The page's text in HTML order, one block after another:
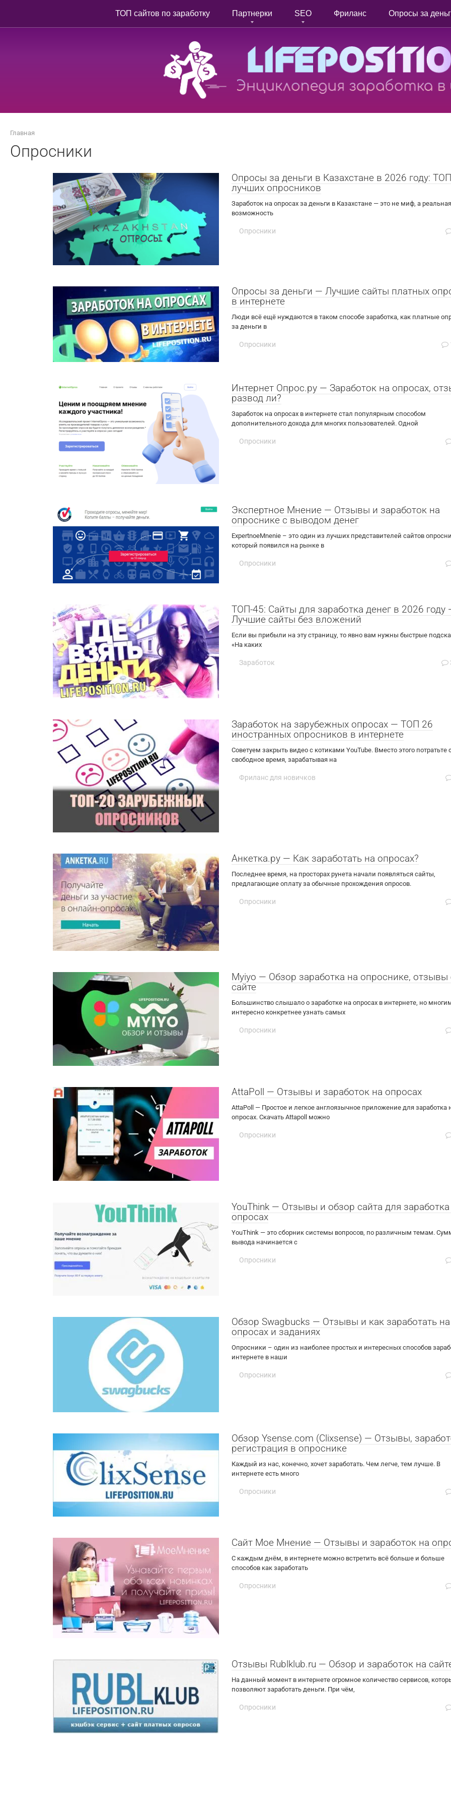
контенту
ТОП сайтов по заработку Партнерки SEO Фриланс Опросы за
Главная
Опросники
Опросы за деньги в Казахстане в 2026 году:
лучших опросников
Заработок на опросах за деньги в Казахстане — это не миф, а реальная
возможность
Опросники
Опросы за деньги — Лучшие сайты платных
в интернете
Люди всё ещё нуждаются в таком способе заработка, как платные
за деньги в
Опросники
Интернет Опрос.ру — Заработок на опросах,
развод ли?
Заработок на опросах в интернете стал популярным способом
дополнительного дохода для многих пользователей. Одной
Опросники
Экспертное Мнение — Отзывы и заработок на
опроснике с выводом денег
ExpertnoeMnenie – это один из лучших представителей сайтов
который появился на рынке в
Опросники
ТОП-45: Сайты для заработка денег в 2026 году
Лучшие сайты без вложений
Если вы прибыли на эту страницу, то явно вам нужны быстрые
«На каких
Заработок
Заработок на зарубежных опросах — ТОП 26
иностранных опросников в интернете
Советуем закрыть видео с котиками YouTube. Вместо этого потратьте
свободное время, зарабатывая на
Фриланс для новичков
Анкетка.ру — Как заработать на опросах?
Последнее время, на просторах рунета начали появляться сайты,
предлагающие оплату за обычные прохождения опросов.
Опросники
Myiyo — Обзор заработка на опроснике, отзывы
сайте
Большинство слышало о заработке на опросах в интернете, но
интересно конкретнее узнать самых
Опросники
AttaPoll — Отзывы и заработок на опросах
AttaPoll — Простое и легкое англоязычное приложение для заработка
опросах. Скачать Attapoll можно
Опросники
YouThink — Отзывы и обзор сайта для заработка
опросах
YouThink — это сборник системы вопросов, по различным темам.
вывода начинается с
Опросники
Обзор Swagbucks — Отзывы и как заработать на
опросах и заданиях
Опросники – один из наиболее простых и интересных способов
интернете в наши
Опросники
Обзор Ysense.com (Clixsense) — Отзывы,
регистрация в опроснике
Каждый из нас, конечно, хочет заработать. Чем легче, тем лучше. В
интернете есть много
Опросники
Сайт Мое Мнение — Отзывы и заработок на
С каждым днём, в интернете можно встретить всё больше и больше
способов как заработать
Опросники
Отзывы Rublklub.ru — Обзор и заработок на
На данный момент в интернете огромное количество сервисов,
позволяют заработать деньги. При чём,
Опросники